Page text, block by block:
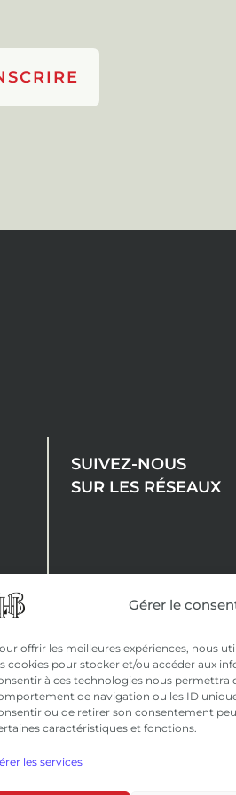
Gérer le
offrir les meilleures expériences, nous
cookies pour stocker et/ou accéder aux
à ces technologies nous permettra
de navigation ou les ID
ou de retirer son consentement
caractéristiques et fonctions.
les services
SUIVEZ-NOUS
SUR LES RÉSEAUX